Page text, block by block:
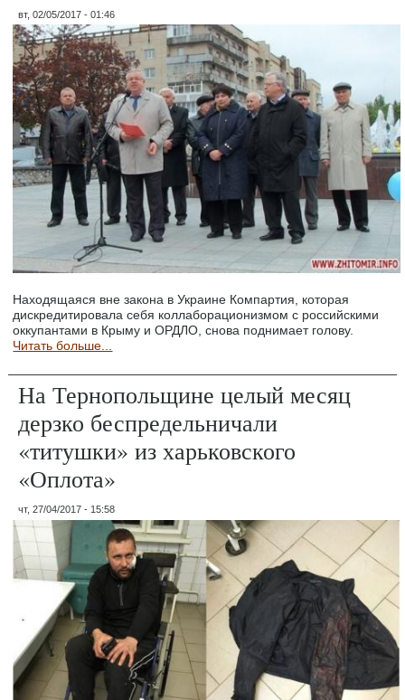
вт, 02/05/2017 - 01:46
Находящаяся вне закона в Украине Компартия, которая
дискредитировала себя коллаборационизмом с российскими
оккупантами в Крыму и ОРДЛО, снова поднимает голову.
Читать больше...
На Тернопольщине целый месяц
дерзко беспредельничали
«титушки» из харьковского
«Оплота»
чт, 27/04/2017 - 15:58